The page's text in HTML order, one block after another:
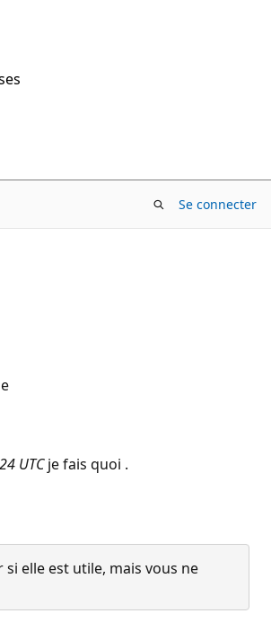
Se connecter
UTCje fais quoi .
elle est utile, mais vous ne